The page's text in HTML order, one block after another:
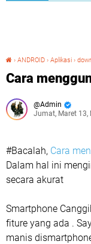
› ANDROID › Aplikasi ›
Cara
Admin
Jumat, Maret 13,
#Bacalah, Cara
Dalam hal ini
secara akurat
Smartphone
fiture yang ada .
manis